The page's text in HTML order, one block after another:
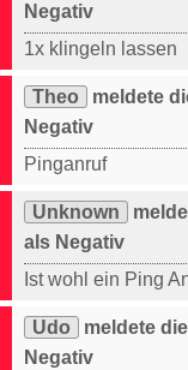
Negativ
1x klingeln lassen
Theo
meldete
Negativ
Pinganruf
Unknown
als Negativ
Ist wohl ein Ping
Udo
meldete
Negativ